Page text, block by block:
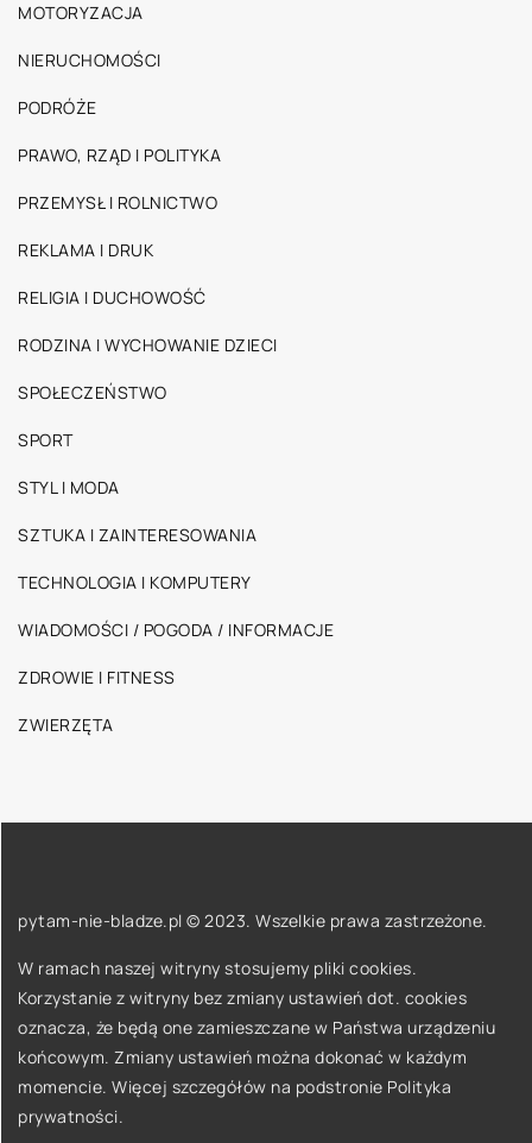
MOTORYZACJA
NIERUCHOMOŚCI
PODRÓŻE
PRAWO, RZĄD I POLITYKA
PRZEMYSŁ I ROLNICTWO
REKLAMA I DRUK
RELIGIA I DUCHOWOŚĆ
RODZINA I WYCHOWANIE DZIECI
SPOŁECZEŃSTWO
SPORT
STYL I MODA
SZTUKA I ZAINTERESOWANIA
TECHNOLOGIA I KOMPUTERY
WIADOMOŚCI / POGODA / INFORMACJE
ZDROWIE I FITNESS
ZWIERZĘTA
pytam-nie-bladze.pl © 2023. Wszelkie prawa zastrzeżone.
W ramach naszej witryny stosujemy pliki cookies.
Korzystanie z witryny bez zmiany ustawień dot. cookies
oznacza, że będą one zamieszczane w Państwa urządzeniu
końcowym. Zmiany ustawień można dokonać w każdym
momencie. Więcej szczegółów na podstronie Polityka
prywatności.